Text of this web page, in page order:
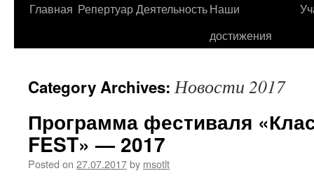
Skip
Главная РепертуарДеятельностьНаши
достижения
Category Archives:Новости 2017
Программа фестиваля
FEST» — 2017
Posted on 27.07.2017by msotlt